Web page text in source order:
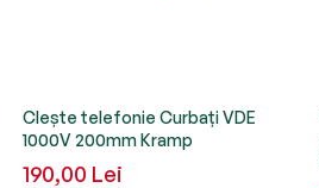
Clește telefonie Curbați VDE
1000V 200mm Kramp
190,00 Lei